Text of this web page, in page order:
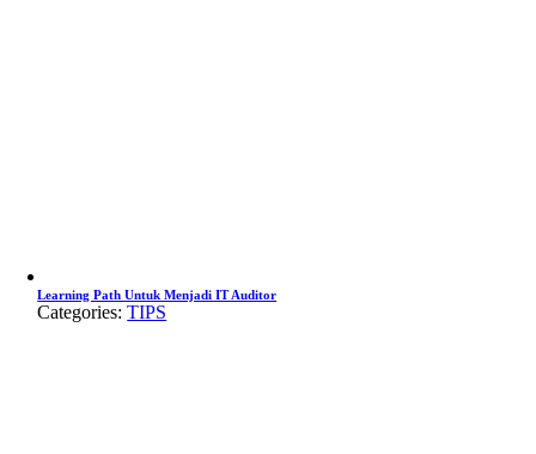
Learning Path Untuk Menjadi IT Auditor
Categories:TIPS